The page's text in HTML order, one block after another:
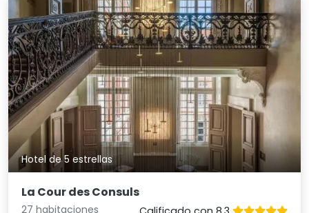
Hotel de 5 estrellas
La Cour des Consuls
27 habitaciones